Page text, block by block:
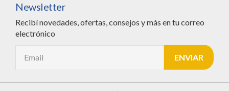
Newsletter
Recibí novedades, ofertas, consejos y más en tu correo
electrónico